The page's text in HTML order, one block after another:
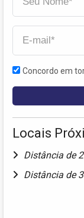
Concordo em
Locais
Distância de
Distância de